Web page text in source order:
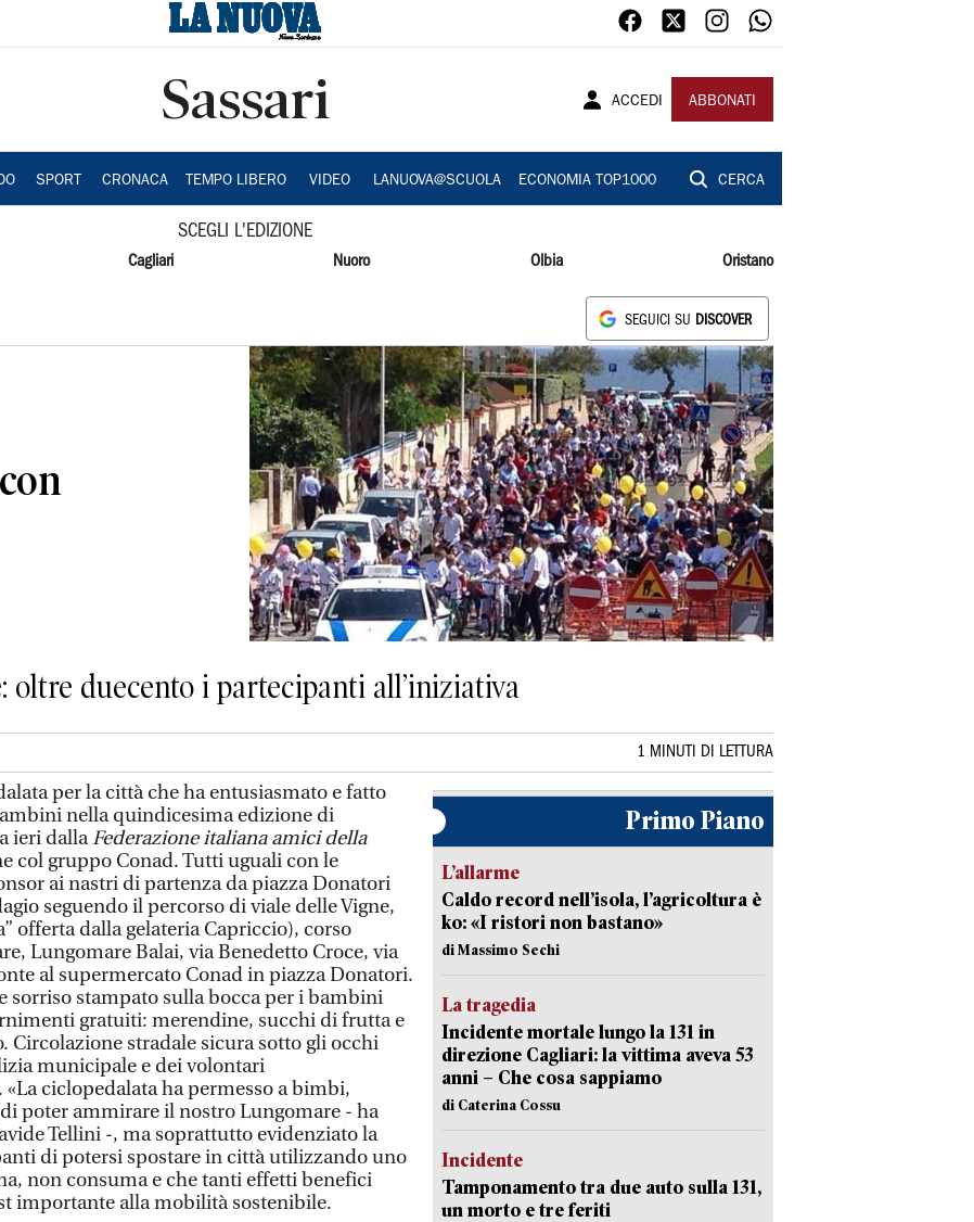
Sassari ACCEDI ABBONATI
SPORT CRONACA TEMPO LIBERO VIDEO LANUOVA@SCUOLA ECONOMIA TOP1000 CERCA
SCEGLI L'EDIZIONE
Cagliari Nuoro Olbia Oristano
SEGUICI SU DISCOVER
oltre duecento i partecipanti all’iniziativa
1 MINUTI DI LETTURA
per la città che ha entusiasmato e fatto
nella quindicesima edizione di
ieri dallaFederazione italiana amici della
col gruppo Conad. Tutti uguali con le
ai nastri di partenza da piazza Donatori
seguendo il percorso di viale delle Vigne,
offerta dalla gelateria Capriccio), corso
Lungomare Balai, via Benedetto Croce, via
al supermercato Conad in piazza Donatori.
sorriso stampato sulla bocca per i bambini
gratuiti: merendine, succhi di frutta e
Circolazione stradale sicura sotto gli occhi
municipale e dei volontari
«La ciclopedalata ha permesso a bimbi,
poter ammirare il nostro Lungomare - ha
Tellini -, ma soprattutto evidenziato la
di potersi spostare in città utilizzando uno
non consuma e che tanti effetti benefici
importante alla mobilità sostenibile.
Primo Piano
L’allarme
Caldo record nell’isola, l’agricoltura è
ko: «I ristori non bastano»
di Massimo Sechi
La tragedia
Incidente mortale lungo la 131 in
direzione Cagliari: la vittima aveva 53
anni – Che cosa sappiamo
di Caterina Cossu
Incidente
Tamponamento tra due auto sulla 131,
un morto e tre feriti